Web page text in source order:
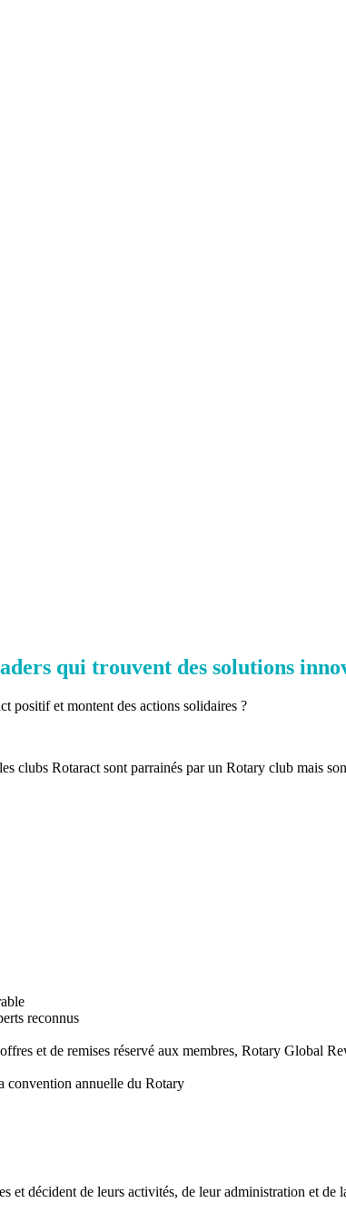
qui trouvent des solutions
positif et montent des actions solidaires ?
clubs Rotaract sont parrainés par un Rotary club mais
reconnus
et de remises réservé aux membres, Rotary Global
convention annuelle du Rotary
et décident de leurs activités, de leur administration et de